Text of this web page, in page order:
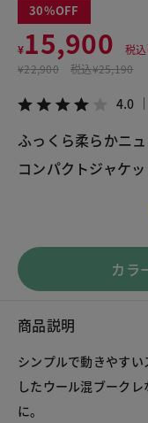
30
¥15,900 税込
¥22,900 税込¥25,190
4.0
ふっくら柔らかニ
コンパクトジャケ
カラ
商品説明
シンプルで動きやす
したウール混ブーク
に。
ウール
¥15,900